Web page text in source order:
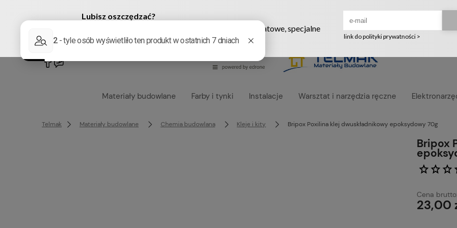
Ruszyła nowa szata graficzna naszego sklepu! ❤️
Materiały budowlane Farby i tynki Instalacje Warsztat i narzędzia ręczne
Telmak Materiały budowlane Chemia budowlana Kleje i kity Bripox Poxilina klej dwuskładnikowy epoksydowy 70g
Bripox
Cena brutto:
23,00